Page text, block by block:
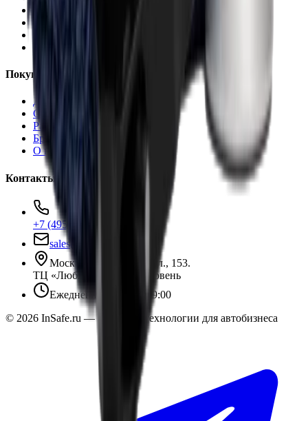
Покупателям
Доставка и оплата
Обучение
Распродажа
Бренды
О компании
Контакты
+7 (495) 135-35-99
sales@insafe.ru
Москва, Люблинская ул., 153.
ТЦ «Люблю Молл», -1 уровень
Ежедневно 10:00 — 19:00
© 2026 InSafe.ru — Товары и технологии для автобизнеса